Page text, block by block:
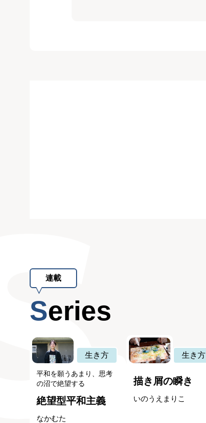
連載
Series
生き方
平和を願うあまり、思考
の沼で絶望する
絶望型平和主義
なかむた
生き方
描き屑の瞬き
いのうえまりこ